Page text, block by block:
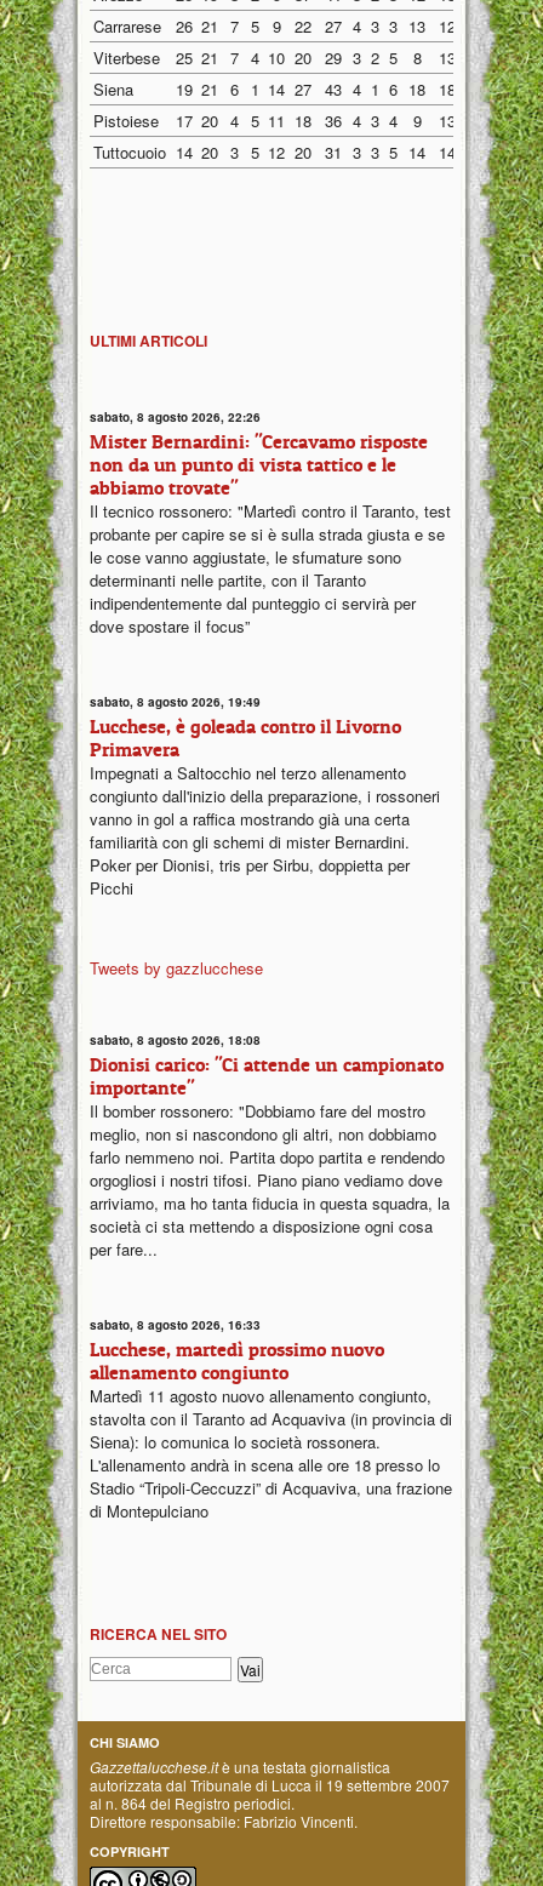
Carrarese
26 21 7 5 9 22 27 4 3 3 13 12 3 2 6
9
Viterbese
25 21 7 4 10 20 29 3 2 5 8 13 4 2 5 12
Siena
19 21 6 1 14 27 43 4 1 6 18 18 0 8
9
Pistoiese
17 20 4 5 11 18 36 4 3 4 9 13 2 7
9
Tuttocuoio 14 20 3 5 12 20 31 3 3 5 14 14 2 7 6
ULTIMI ARTICOLI
sabato, 8 agosto 2026, 22:26
Mister Bernardini: "Cercavamo risposte
non da un punto di vista tattico e le
abbiamo trovate"
Il tecnico rossonero: "Martedì contro il Taranto, test
probante per capire se si è sulla strada giusta e se
le cose vanno aggiustate, le sfumature sono
determinanti nelle partite, con il Taranto
indipendentemente dal punteggio ci servirà per
dove spostare il focus”
sabato, 8 agosto 2026, 19:49
Lucchese, è goleada contro il Livorno
Primavera
Impegnati a Saltocchio nel terzo allenamento
congiunto dall'inizio della preparazione, i rossoneri
vanno in gol a raffica mostrando già una certa
familiarità con gli schemi di mister Bernardini.
Poker per Dionisi, tris per Sirbu, doppietta per
Picchi
Tweets by gazzlucchese
sabato, 8 agosto 2026, 18:08
Dionisi carico: "Ci attende un campionato
importante"
Il bomber rossonero: "Dobbiamo fare del mostro
meglio, non si nascondono gli altri, non dobbiamo
farlo nemmeno noi. Partita dopo partita e rendendo
orgogliosi i nostri tifosi. Piano piano vediamo dove
arriviamo, ma ho tanta fiducia in questa squadra, la
società ci sta mettendo a disposizione ogni cosa
per fare...
sabato, 8 agosto 2026, 16:33
Lucchese, martedì prossimo nuovo
allenamento congiunto
Martedì 11 agosto nuovo allenamento congiunto,
stavolta con il Taranto ad Acquaviva (in provincia di
Siena): lo comunica lo società rossonera.
L'allenamento andrà in scena alle ore 18 presso lo
Stadio “Tripoli-Ceccuzzi” di Acquaviva, una frazione
di Montepulciano
RICERCA NEL SITO
CHI SIAMO
Gazzettalucchese.itè una testata giornalistica
autorizzata dal Tribunale di Lucca il 19 settembre 2007
al n. 864 del Registro periodici.
Direttore responsabile: Fabrizio Vincenti.
COPYRIGHT